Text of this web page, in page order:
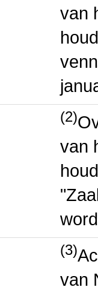
van
(2)
van
(3)
van